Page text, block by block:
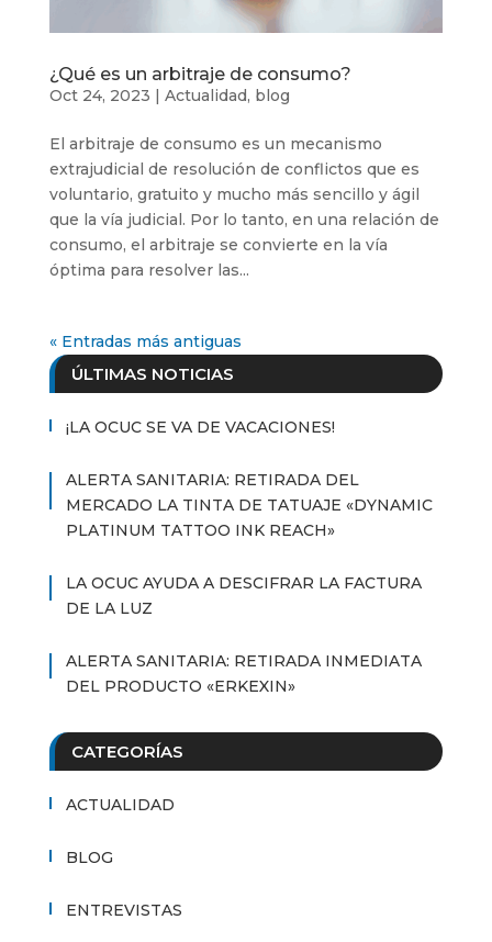
¿Qué es un arbitraje de consumo?
Oct 24, 2023 | Actualidad, blog
El arbitraje de consumo es un mecanismo
extrajudicial de resolución de conflictos que es
voluntario, gratuito y mucho más sencillo y ágil
que la vía judicial. Por lo tanto, en una relación de
consumo, el arbitraje se convierte en la vía
óptima para resolver las...
« Entradas más antiguas
ÚLTIMAS NOTICIAS
¡LA OCUC SE VA DE VACACIONES!
ALERTA SANITARIA: RETIRADA DEL
MERCADO LA TINTA DE TATUAJE «DYNAMIC
PLATINUM TATTOO INK REACH»
LA OCUC AYUDA A DESCIFRAR LA FACTURA
DE LA LUZ
ALERTA SANITARIA: RETIRADA INMEDIATA
DEL PRODUCTO «ERKEXIN»
CATEGORÍAS
ACTUALIDAD
BLOG
ENTREVISTAS